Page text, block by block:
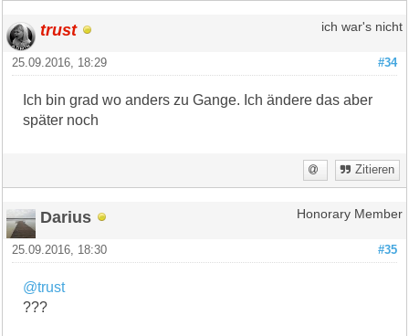
trust ich war's nicht
#34
25.09.2016, 18:29
Ich bin grad wo anders zu Gange. Ich ändere das aber
später noch
Zitieren
Darius Honorary Member
#35
25.09.2016, 18:30
@trust
???